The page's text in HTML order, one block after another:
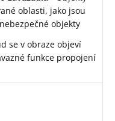
oblasti, jako jsou
objekty
se v obraze objeví
funkce propojení